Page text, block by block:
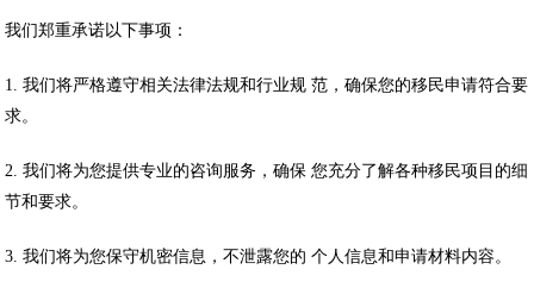
我们郑重承诺以下事项：
1. 我们将严格遵守相关法律法规和行业规 范，确保您的移民申请符合要
求。
2. 我们将为您提供专业的咨询服务，确保 您充分了解各种移民项目的细
节和要求。
3. 我们将为您保守机密信息，不泄露您的 个人信息和申请材料内容。